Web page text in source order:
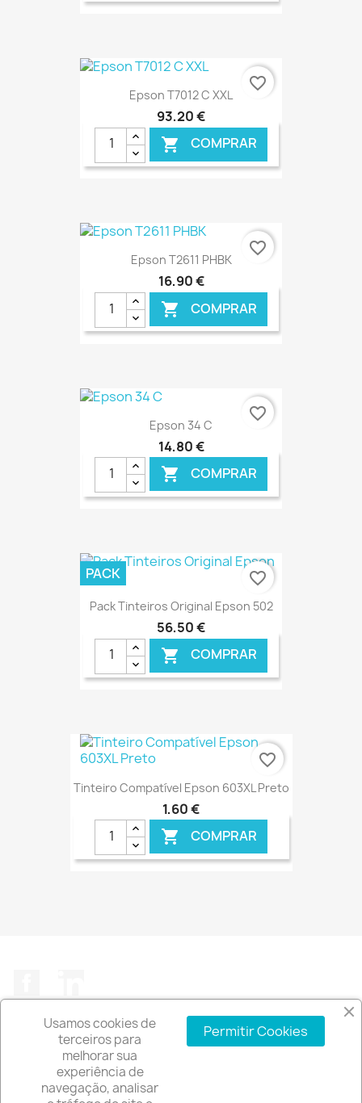
€ ONLINE
Epson T7012 C XXL
93,20 €
 COMPRAR
€ ONLINE
favorite_border
Epson T2611 PHBK
16,90 €
 COMPRAR
€ ONLINE
favorite_border
Epson 34 C
14,80 €
 COMPRAR
€ ONLINE
favorite_border
Pack Tinteiros Original Epson 502
56,50 €
 COMPRAR
PACK favorite_border
Tinteiro Compatível Epson 603XL Preto
1,60 €
 COMPRAR
favorite_border
A EMPRESA
Usamos cookies de
terceiros para
melhorar sua
experiência de
navegação, analisar
Permitir Cookies